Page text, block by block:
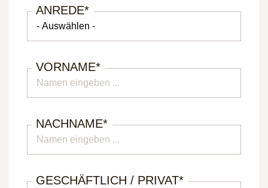
ANREDE*
VORNAME*
NACHNAME*
GESCHÄFTLICH / PRIVAT*